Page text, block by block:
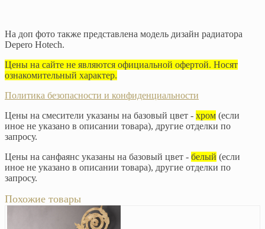
На доп фото также представлена модель дизайн радиатора
Depero Hotech.
Цены на сайте не являются официальной офертой. Носят
ознакомительный характер.
Политика безопасности и конфиденциальности
Цены на смесители указаны на базовый цвет - хром (если
иное не указано в описании товара), другие отделки по
запросу.
Цены на санфаянс указаны на базовый цвет - белый (если
иное не указано в описании товара), другие отделки по
запросу.
Похожие товары